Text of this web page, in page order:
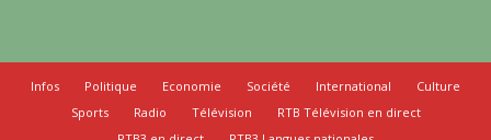
Infos Politique Economie Société International
Culture
Sports
Radio Télévision
RTB Télévision en direct